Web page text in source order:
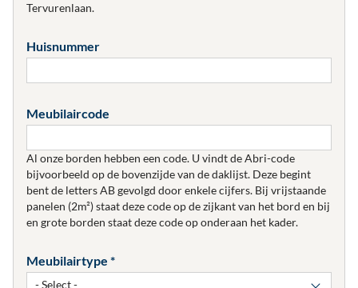
Tervurenlaan.
Huisnummer
Meubilaircode
Al onze borden hebben een code. U vindt de Abri-code
bijvoorbeeld op de bovenzijde van de daklijst. Deze begint
bent de letters AB gevolgd door enkele cijfers. Bij vrijstaande
panelen (2m²) staat deze code op de zijkant van het bord en bij
en grote borden staat deze code op onderaan het kader.
Meubilairtype
- Select -